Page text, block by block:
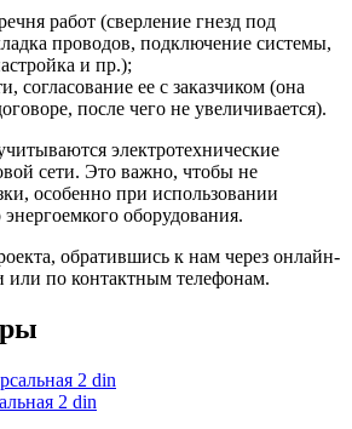
работ (сверление гнезд под
проводов, подключение системы,
и пр.);
согласование ее с заказчиком (она
после чего не увеличивается).
электротехнические
сети. Это важно, чтобы не
особенно при использовании
энергоемкого оборудования.
обратившись к нам через онлайн-
или по контактным телефонам.
2 din